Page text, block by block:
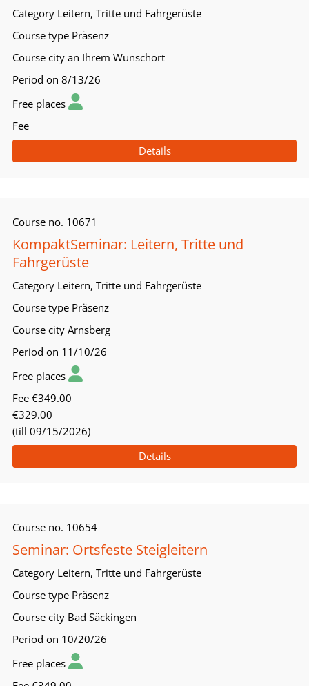
Category Leitern, Tritte und Fahrgerüste
Course type Präsenz
Course city an Ihrem Wunschort
Period on 8/13/26
Free places
Fee
Details
Course no. 10671
KompaktSeminar: Leitern, Tritte und
Fahrgerüste
Category Leitern, Tritte und Fahrgerüste
Course type Präsenz
Course city Arnsberg
Period on 11/10/26
Free places
Fee €349.00
€329.00
(till 09/15/2026)
Details
Course no. 10654
Seminar: Ortsfeste Steigleitern
Category Leitern, Tritte und Fahrgerüste
Course type Präsenz
Course city Bad Säckingen
Period on 10/20/26
Free places